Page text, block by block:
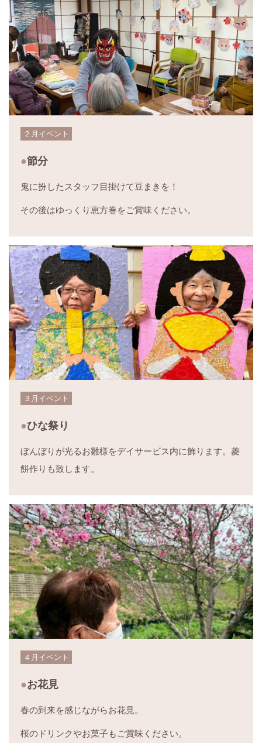
２月イベント
節分
鬼に扮したスタッフ目掛けて豆まきを！
その後はゆっくり恵方巻をご賞味ください。
３月イベント
ひな祭り
ぼんぼりが光るお雛様をデイサービス内に飾ります。菱
餅作りも致します。
４月イベント
お花見
春の到来を感じながらお花見。
桜のドリンクやお菓子もご賞味ください。